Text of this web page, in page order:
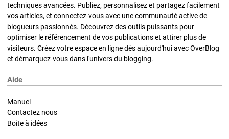
techniques avancées. Publiez, personnalisez et partagez facilement
vos articles, et connectez-vous avec une communauté active de
blogueurs passionnés. Découvrez des outils puissants pour
optimiser le référencement de vos publications et attirer plus de
visiteurs. Créez votre espace en ligne dès aujourd'hui avec OverBlog
et démarquez-vous dans l'univers du blogging.
Aide
Manuel
Contactez nous
Boite à idées